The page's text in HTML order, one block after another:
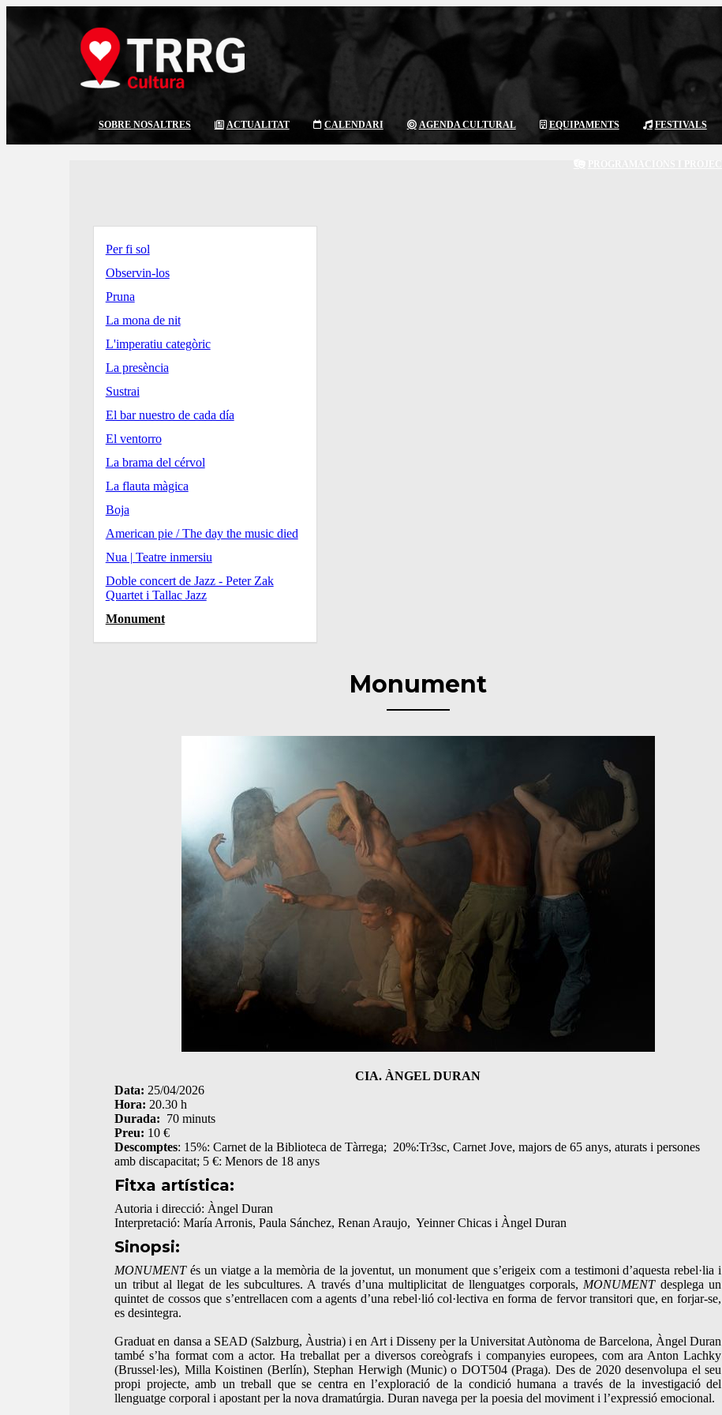
SOBRE NOSALTRES ACTUALITAT CALENDARI AGENDA CULTURAL EQUIPAMENTS FESTIVALS
Per fi sol
Observin-los
Pruna
La mona de nit
L'imperatiu categòric
La presència
Sustrai
El bar nuestro de cada día
El ventorro
La brama del cérvol
La flauta màgica
Boja
American pie / The day the music died
Nua | Teatre inmersiu
Doble concert de Jazz - Peter Zak
Quartet i Tallac Jazz
Monument
Monument
CIA. ÀNGEL DURAN
Data: 25/04/2026
Hora: 20.30 h
Durada: 70 minuts
Preu: 10 €
Descomptes: 15%: Carnet de la Biblioteca de Tàrrega; 20%:Tr3sc, Carnet Jove, majors de 65 anys, aturats i persones
amb discapacitat; 5 €: Menors de 18 anys
Fitxa artística:
Autoria i direcció: Àngel Duran
Interpretació: María Arronis, Paula Sánchez, Renan Araujo, Yeinner Chicas i Àngel Duran
Sinopsi:
MONUMENTés un viatge a la memòria de la joventut, un monument que s’erigeix ​​com a testimoni d’aquesta rebel·lia i
un tribut al llegat de les subcultures. A través d’una multiplicitat de llenguatges corporals, MONUMENTdesplega un
quintet de cossos que s’entrellacen com a agents d’una rebel·lió col·lectiva en forma de fervor transitori que, en forjar-se,
es desintegra.
Graduat en dansa a SEAD (Salzburg, Àustria) i en Art i Disseny per la Universitat Autònoma de Barcelona, Àngel Duran
també s’ha format com a actor. Ha treballat per a diversos coreògrafs i companyies europees, com ara Anton Lachky
(Brussel·les), Milla Koistinen (Berlín), Stephan Herwigh (Munic) o DOT504 (Praga). Des de 2020 desenvolupa el seu
propi projecte, amb un treball que se centra en l’exploració de la condició humana a través de la investigació del
llenguatge corporal i apostant per la nova dramatúrgia. Duran navega per la poesia del moviment i l’expressió emocional.